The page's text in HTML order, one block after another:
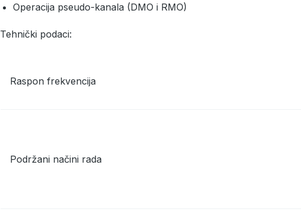
Operacija pseudo-kanala (DMO i RMO)
Tehnički podaci:
Raspon frekvencija
Podržani načini rada